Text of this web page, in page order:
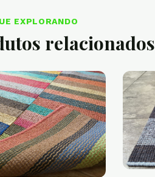
EXPLORANDO
relacionados